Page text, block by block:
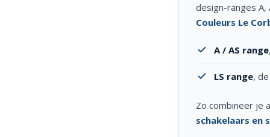
design-ranges A,
Couleurs Le
A / AS range
LS range,
Zo combineer je
schakelaars en